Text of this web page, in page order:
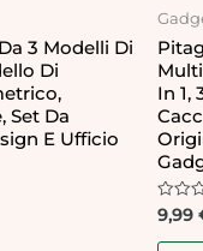
3 Modelli Di
Di
Set Da
E Ufficio
In 1,
Rated
0
out
9,99